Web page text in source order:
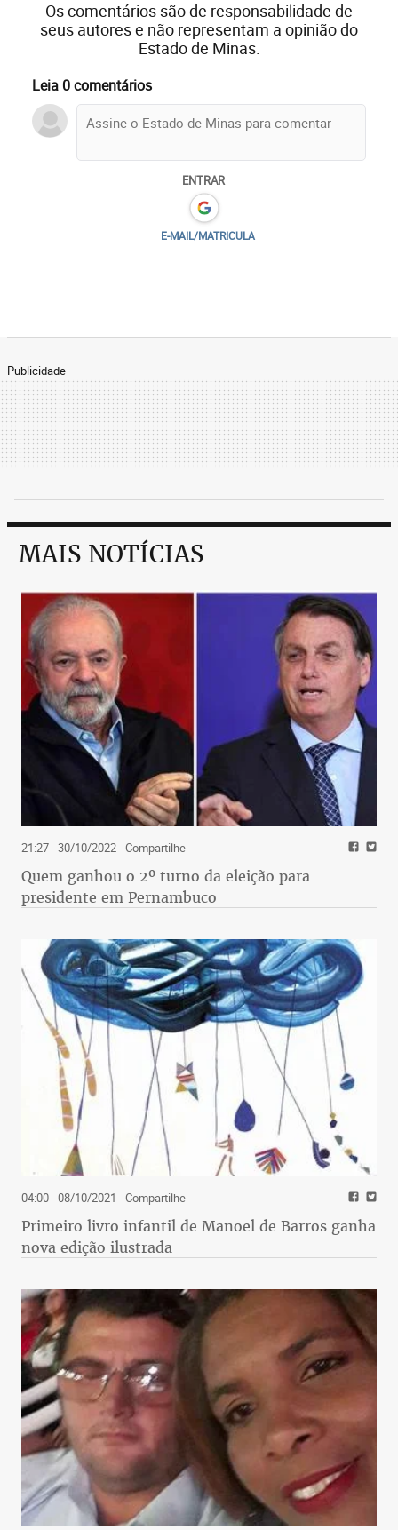
Os comentários são de responsabilidade de
seus autores e não representam a opinião do
Estado de Minas.
Leia 0 comentários
ENTRAR
E-MAIL/MATRICULA
Publicidade
MAIS NOTÍCIAS
21:27 - 30/10/2022- Compartilhe
Quem ganhou o 2º turno da eleição para
presidente em Pernambuco
04:00 - 08/10/2021 - Compartilhe
Primeiro livro infantil de Manoel de Barros ganha
nova edição ilustrada